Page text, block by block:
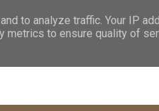
to analyze traffic. Your IP
metrics to ensure quality of